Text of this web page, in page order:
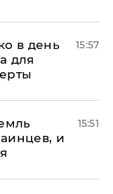
в день
для
15:57
и
15:51